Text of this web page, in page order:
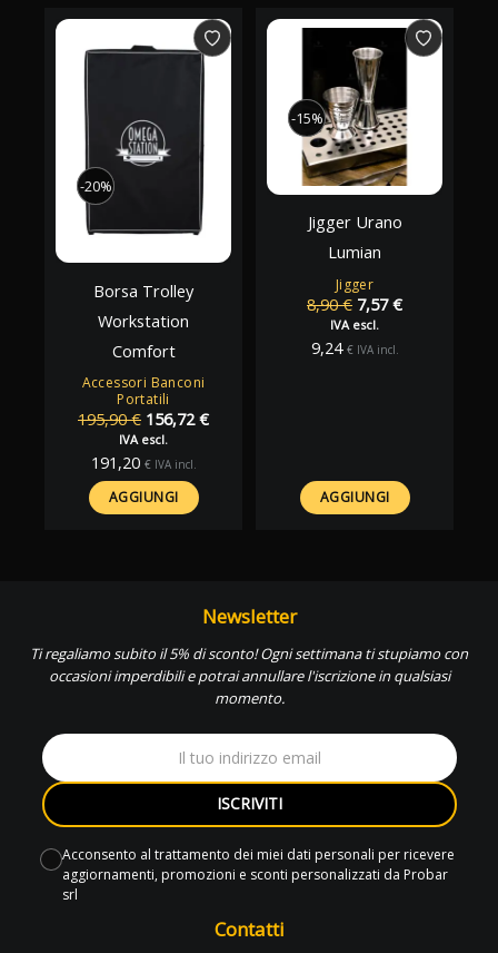
-20%
-20%
Accessori Banconi
Portatili
Borsa Trolley
Workstation
Comfort
195,90€ Il
prezzo
originale
era:
195,90 €.
156,72€Il
IVA escl.
191,20 € IVA incl.
AGGIUNGI
-15%
-15%
Jigger
Jigger Urano
Lumian
8,90€ Il
prezzo
originale
7,57€Il
IVA escl.
9,24 € IVA incl.
AGGIUNGI
Newsletter
Ti regaliamo subito il 5% di sconto! Ogni settimana ti stupiamo con
occasioni imperdibili e potrai annullare l'iscrizione in qualsiasi
momento.
ISCRIVITI
Acconsento al trattamento dei miei dati personali per ricevere
aggiornamenti, promozioni e sconti personalizzati da Probar
srl
Contatti